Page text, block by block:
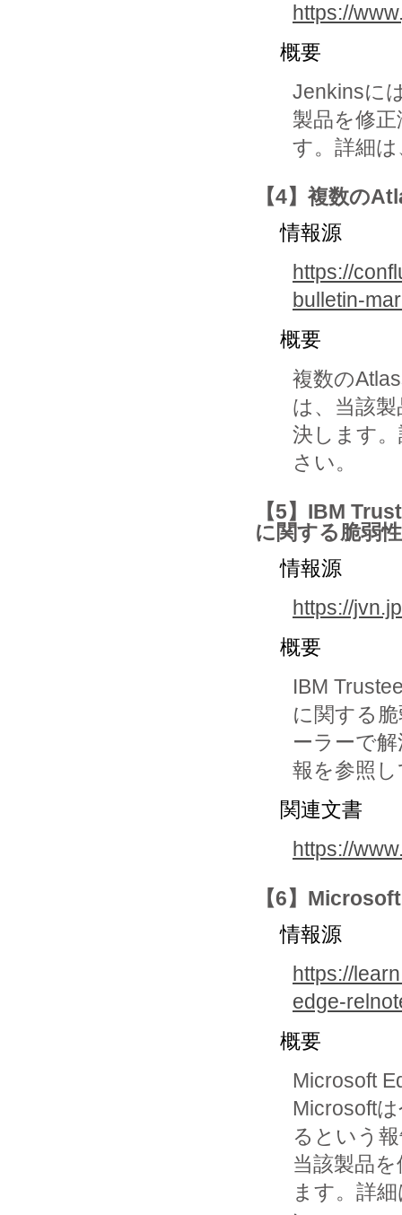
https://
概要
Jenkinsに
製品を修
す。詳細
【4】複数の
情報源
https://
bulletin-
概要
複数の
は、当該
決します
さい。
【5】IBM
に関する脆弱性
情報源
https://
概要
IBM
に関する
ーラーで
報を参照
関連文書
https://
【6】
情報源
https://
edge-
概要
Microsoft
Microsoft
るという
当該製品
ます。詳